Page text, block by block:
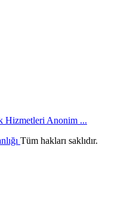
Hizmetleri Anonim ...
Tüm hakları saklıdır.